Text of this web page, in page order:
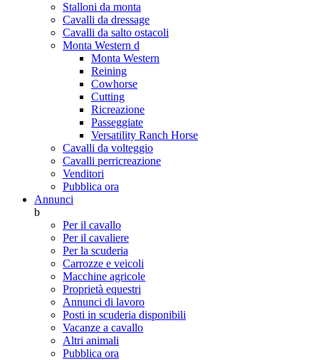
Stalloni da monta
Cavalli da dressage
Cavalli da salto ostacoli
Monta Western d
Monta Western
Reining
Cowhorse
Cutting
Ricreazione
Passeggiate
Versatility Ranch Horse
Cavalli da volteggio
Cavalli perricreazione
Venditori
Pubblica ora
Annunci
b
Per il cavallo
Per il cavaliere
Per la scuderia
Carrozze e veicoli
Macchine agricole
Proprietà equestri
Annunci di lavoro
Posti in scuderia disponibili
Vacanze a cavallo
Altri animali
Pubblica ora